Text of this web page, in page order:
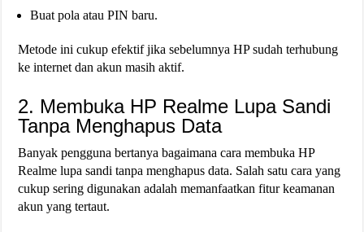
Buat pola atau PIN baru.
Metode ini cukup efektif jika sebelumnya HP sudah terhubung
ke internet dan akun masih aktif.
2. Membuka HP Realme Lupa Sandi
Tanpa Menghapus Data
Banyak pengguna bertanya bagaimana cara membuka HP
Realme lupa sandi tanpa menghapus data. Salah satu cara yang
cukup sering digunakan adalah memanfaatkan fitur keamanan
akun yang tertaut.